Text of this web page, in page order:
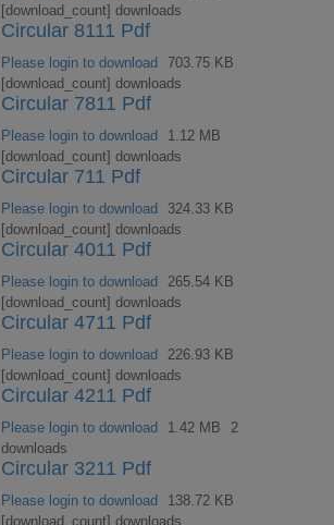
[download_count] downloads
Circular 8111 Pdf
Please login to download
703.75 KB
[download_count] downloads
Circular 7811 Pdf
Please login to download
1.12 MB
[download_count] downloads
Circular 711 Pdf
Please login to download
324.33 KB
[download_count] downloads
Circular 4011 Pdf
Please login to download
265.54 KB
[download_count] downloads
Circular 4711 Pdf
Please login to download
226.93 KB
[download_count] downloads
Circular 4211 Pdf
Please login to download 1.42 MB
2
downloads
Circular 3211 Pdf
Please login to download
138.72 KB
[download_count] downloads